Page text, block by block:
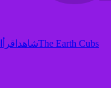
شاهد اقرأ
The Earth Cubs